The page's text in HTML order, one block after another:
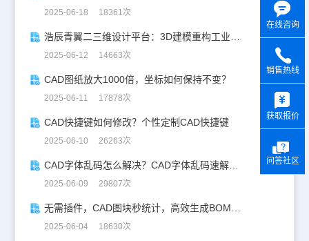
2025-06-18 18361次
2025-06-12 14663次
CAD图纸放大1000倍，坐标如何保持不变？
2025-06-11 17878次
CAD快捷键如何修改？个性定制CAD快捷键
2025-06-10 26263次
CAD字体乱码怎么解决？CAD字体乱码速解指南
2025-06-09 29807次
2025-06-04 18630次
在线咨询
销售热线
获取报价
问答社区